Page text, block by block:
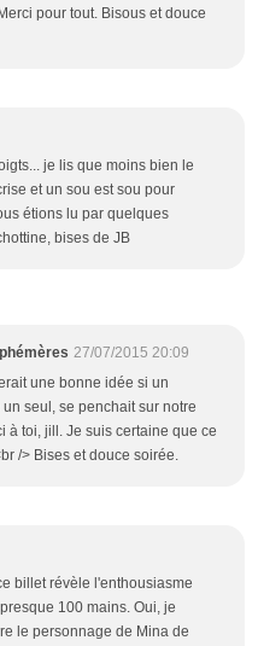
pour tout. Bisous et douce
je lis que moins bien le
et un sou est sou pour
étions lu par quelques
bises de JB
27/07/2015 20:09
une bonne idée si un
seul, se penchait sur notre
à toi, jill. Je suis certaine que ce
/> Bises et douce soirée.
billet révèle l'enthousiasme
100 mains. Oui, je
le personnage de Mina de